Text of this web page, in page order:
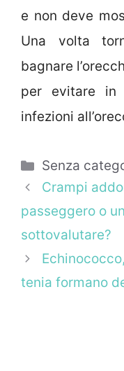
e non deve
Una volta
bagnare
per evitare in
infezioni
Categorie
Senza
Crampi
passeggero o
sottovalutare?
tenia formano